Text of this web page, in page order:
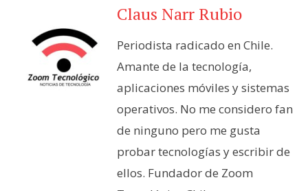
Claus Narr Rubio
Periodista radicado en Chile.
Amante de la tecnología,
aplicaciones móviles y sistemas
operativos. No me considero fan
de ninguno pero me gusta
probar tecnologías y escribir de
ellos. Fundador de Zoom